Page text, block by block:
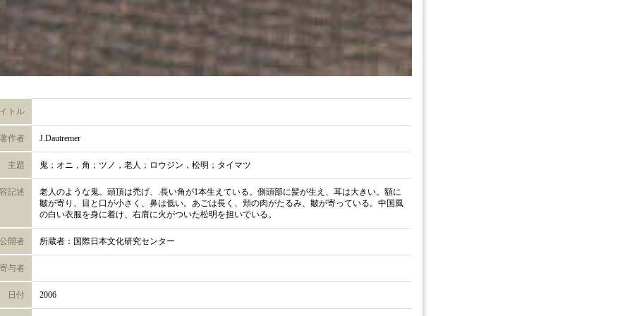
トル
著作者 J.Dautremer
主題 鬼；オニ，角；ツノ，老人；ロウジン，松明；タイマツ
記述
老人のような鬼。頭頂は禿げ、.長い角が1本生えている。側頭部に髪が生え、耳は大きい。額に
皺が寄り、目と口が小さく、鼻は低い。あごは長く、頬の肉がたるみ、皺が寄っている。中国風
の白い衣服を身に着け、右肩に火がついた松明を担いでいる。
公開者 所蔵者：国際日本文化研究センター
寄与者
日付 2006